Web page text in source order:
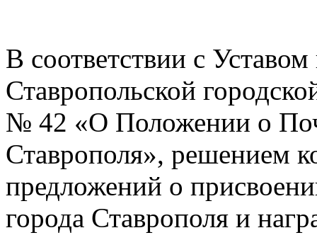
В соответствии с
Ставропольской
№ 42 «О Положении о
Ставрополя», решением
предложений о
города Ставрополя и